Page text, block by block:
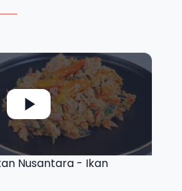
Nusantara - Ikan